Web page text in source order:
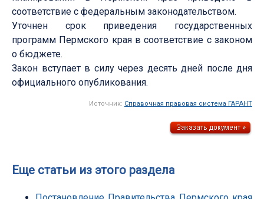
соответствие с федеральным законодательством.
Уточнен срок приведения государственных
программ Пермского края в соответствие с законом
о бюджете.
Закон вступает в силу через десять дней после дня
официального опубликования.
Источник: Справочная правовая система ГАРАНТ
Еще статьи из этого раздела